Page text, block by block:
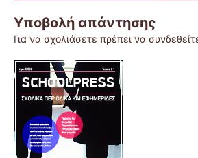
Υποβολή απάντησης
Για να σχολιάσετε πρέπει να